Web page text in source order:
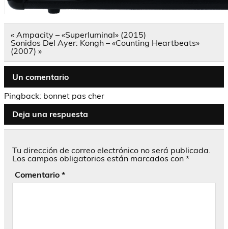
Navegación
de
entradas
« Ampacity – «Superluminal» (2015)
Sonidos Del Ayer: Kongh – «Counting Heartbeats»
(2007) »
Un comentario
Pingback: bonnet pas cher
Deja una respuesta
Tu dirección de correo electrónico no será publicada.
Los campos obligatorios están marcados con *
Comentario *